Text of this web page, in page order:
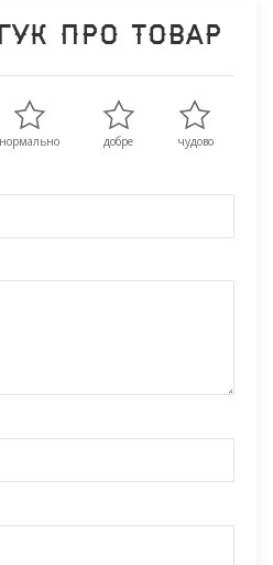
про товар
нормально добре чудово